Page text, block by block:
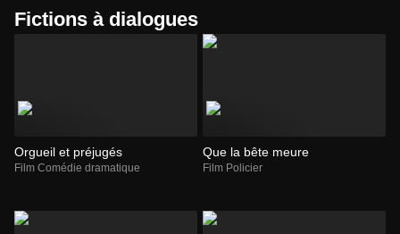
fictions à dialogues
Orgueil et préjugés
Film Comédie dramatique
Que la bête meure
Film Policier